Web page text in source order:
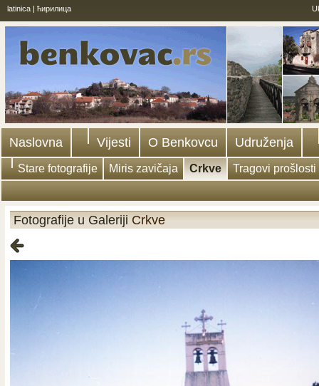
latinica | ћирилица
Naslovna Vijesti O Benkovcu Udruženja
Stare fotografije Miris zavičaja Crkve Tragovi prošlosti
Fotografije u Galeriji Crkve